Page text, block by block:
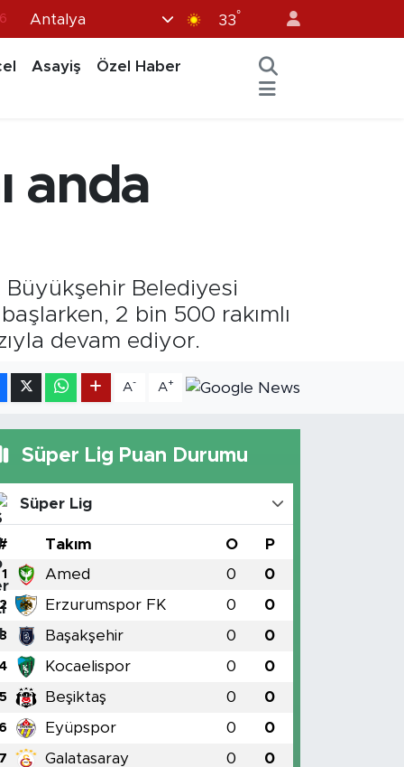
Antalya 33°
Asayiş
Özel Haber
anda
Belediyesi
2 bin 500 rakımlı
devam ediyor.
A- A+
Süper Lig Puan Durumu
Süper Lig
Takım O P
1 Amed 0 0
2 Erzurumspor FK 0 0
3 Başakşehir 0 0
Kocaelispor 0 0
5 Beşiktaş 0 0
6 Eyüpspor 0 0
7 Galatasaray 0 0